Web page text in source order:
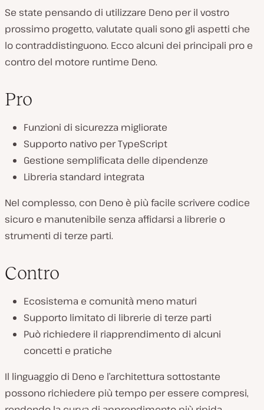
Se state pensando di utilizzare Deno per il vostro
prossimo progetto, valutate quali sono gli aspetti che
lo contraddistinguono. Ecco alcuni dei principali pro e
contro del motore runtime Deno.
Pro
Funzioni di sicurezza migliorate
Supporto nativo per TypeScript
Gestione semplificata delle dipendenze
Libreria standard integrata
Nel complesso, con Deno è più facile scrivere codice
sicuro e manutenibile senza affidarsi a librerie o
strumenti di terze parti.
Contro
Ecosistema e comunità meno maturi
Supporto limitato di librerie di terze parti
Può richiedere il riapprendimento di alcuni
concetti e pratiche
Il linguaggio di Deno e l’architettura sottostante
possono richiedere più tempo per essere compresi,